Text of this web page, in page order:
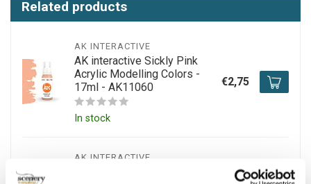
Related products
AK INTERACTIVE
AK interactive Sickly Pink
Acrylic Modelling Colors -
17ml - AK11060
In stock
€2,75
AK INTERACTIVE